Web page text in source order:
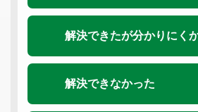
解決できたが分かりにく
解決できなかった